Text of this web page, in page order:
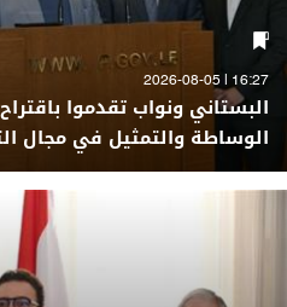
16:27 | 2026-08-05
البستاني ونواب تقدموا
الوساطة والتمثيل في مجال